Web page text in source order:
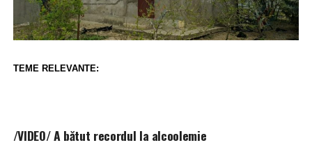
TEME RELEVANTE:
/VIDEO/ A bătut recordul la alcoolemie